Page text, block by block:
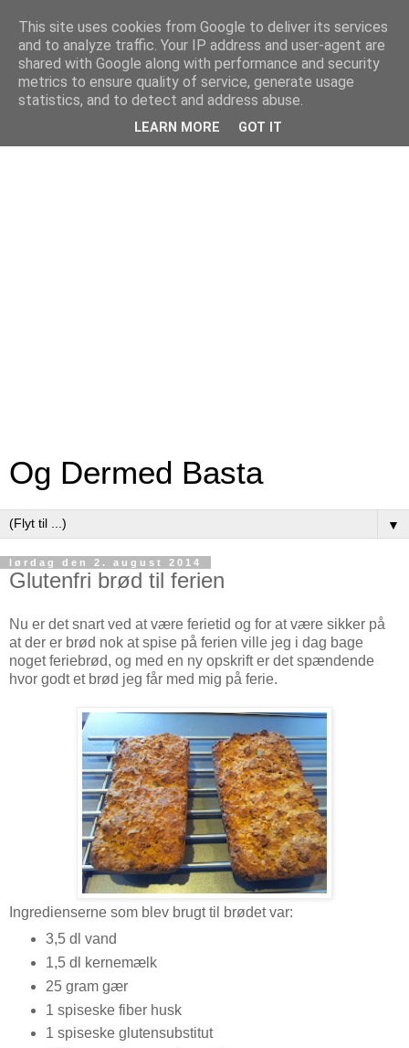
Og Dermed Basta
▼
lørdag den 2. august 2014
Glutenfri brød til ferien
Nu er det snart ved at være ferietid og for at være sikker på
at der er brød nok at spise på ferien ville jeg i dag bage
noget feriebrød, og med en ny opskrift er det spændende
hvor godt et brød jeg får med mig på ferie.
Ingredienserne som blev brugt til brødet var:
3,5 dl vand
1,5 dl kernemælk
25 gram gær
1 spiseske fiber husk
1 spiseske glutensubstitut
This site uses cookies from Google to deliver its services
and to analyze traffic. Your IP address and user-agent are
shared with Google along with performance and security
metrics to ensure quality of service, generate usage
statistics, and to detect and address abuse.
LEARN MORE GOT IT